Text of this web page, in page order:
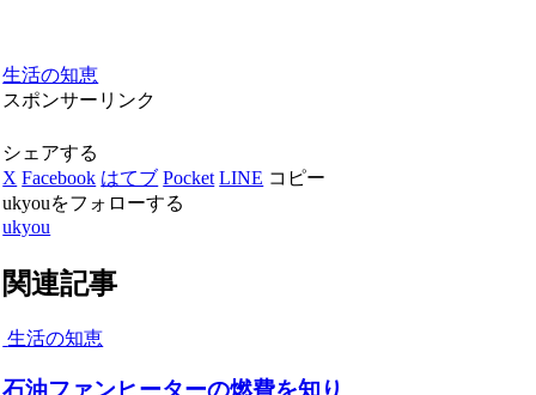
生活の知恵
スポンサーリンク
シェアする
X Facebook はてブ Pocket LINE コピー
ukyouをフォローする
ukyou
関連記事
生活の知恵
石油ファンヒーターの燃費を知り